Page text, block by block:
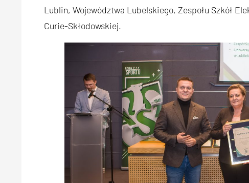
Lublin, Województwa Lubelskiego, Zespołu Szkół
Curie-Skłodowskiej.